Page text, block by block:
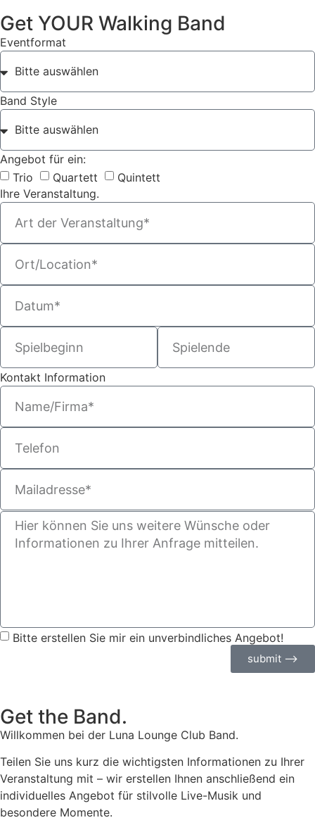
Get YOUR Walking Band
Eventformat
Band Style
Angebot für ein:
Trio
Quartett
Quintett
Ihre Veranstaltung.
Kontakt Information
Bitte erstellen Sie mir ein unverbindliches Angebot!
submit ⟶
Get the Band.
Willkommen bei der Luna Lounge Club Band.
Teilen Sie uns kurz die wichtigsten Informationen zu Ihrer
Veranstaltung mit – wir erstellen Ihnen anschließend ein
individuelles Angebot für stilvolle Live-Musik und
besondere Momente.